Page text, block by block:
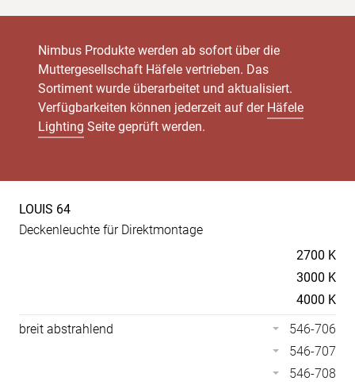
Nimbus Produkte werden ab sofort über die
Muttergesellschaft Häfele vertrieben. Das
Sortiment wurde überarbeitet und aktualisiert.
Verfügbarkeiten können jederzeit auf der Häfele
Lighting Seite geprüft werden.
Produkt-
Spezifikationen
LOUIS 64
Deckenleuchte für Direktmontage
2700 K
3000 K
4000 K
breit abstrahlend
546-706
546-707
546-708